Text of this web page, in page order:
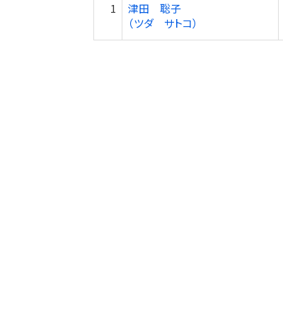
1
津田 聡子
（ツダ サトコ）